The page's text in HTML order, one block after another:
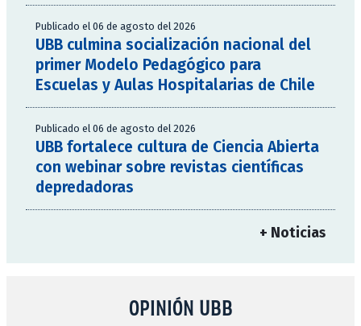
Publicado el 06 de agosto del 2026
UBB culmina socialización nacional del
primer Modelo Pedagógico para
Escuelas y Aulas Hospitalarias de Chile
Publicado el 06 de agosto del 2026
UBB fortalece cultura de Ciencia Abierta
con webinar sobre revistas científicas
depredadoras
+ Noticias
OPINIÓN UBB